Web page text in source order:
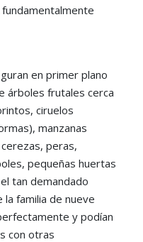
en primer plano
árboles frutales cerca
ciruelos
manzanas
peras,
pequeñas huertas
tan demandado
familia de nueve
y podían
con otras